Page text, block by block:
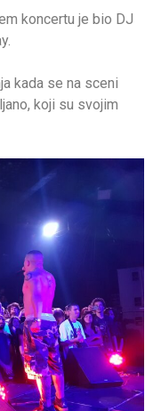
koncertu je bio DJ
kada se na sceni
koji su svojim